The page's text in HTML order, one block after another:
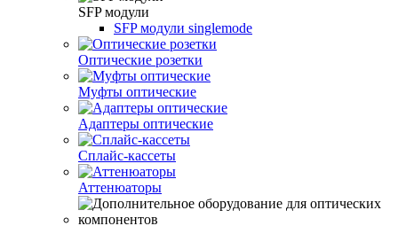
SFP модули
SFP модули singlemode
Оптические розетки
Муфты оптические
Адаптеры оптические
Сплайс-кассеты
Аттенюаторы